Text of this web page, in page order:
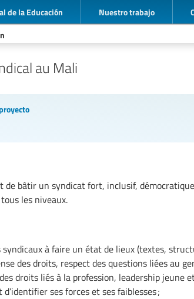
de la Educación Nuestro trabajo
au Mali
de bâtir un syndicat fort, inclusif,
les niveaux.
syndicaux à faire un état de lieux (textes,
des droits, respect des questions liées au
droits liés à la profession, leadership jeune
ses forces et ses faiblesses ;